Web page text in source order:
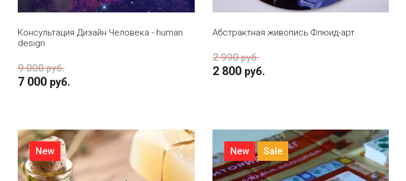
Консультация Дизайн Человека - human
design
9 000 руб.
7 000 руб.
Абстрактная живопись Флюид-арт
2 990 руб.
2 800 руб.
New New Sale